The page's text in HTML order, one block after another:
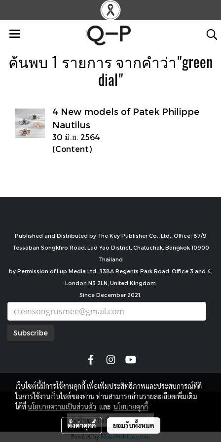
ค้นพบ 1 รายการ จากคำว่า"green
dial"
4 New models of Patek Philippe
Nautilus
30 มิ.ย. 2564
(Content)
Published and Distributed by The Key Publisher Co., Ltd., Office: 87/9
Tessaban Songkhro Road, Lad Yao District, Chatuchak, Bangkok 10900
Thailand
by Permission of Lup Media Ltd. 338A Regents Park Road, Office 3 and 4,
London N3 2LN, United Kingdom
Since December 2021.
Subscribe
copyright by
ผู้เข้าชมวันนี้
1
Powered byMakeWebEasy.com
เว็บไซต์นี้มีการใช้งานคุกกี้ เพื่อเพิ่มประสิทธิภาพและประสบการณ์ที่ดี
ในการใช้งานเว็บไซต์ของท่าน ท่านสามารถอ่านรายละเอียดเพิ่มเติม
ได้ที่นโยบายความเป็นส่วนตัว และ นโยบายคุกกี้
ตั้งค่าคุกกี้ ยอมรับทั้งหมด